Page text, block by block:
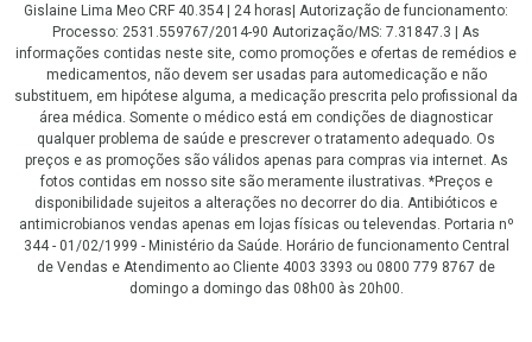
Gislaine Lima Meo CRF 40.354 | 24 horas| Autorização de funcionamento:
Processo: 2531.559767/2014-90 Autorização/MS: 7.31847.3 | As
informações contidas neste site, como promoções e ofertas de remédios e
medicamentos, não devem ser usadas para automedicação e não
substituem, em hipótese alguma, a medicação prescrita pelo profissional da
área médica. Somente o médico está em condições de diagnosticar
qualquer problema de saúde e prescrever o tratamento adequado. Os
preços e as promoções são válidos apenas para compras via internet. As
fotos contidas em nosso site são meramente ilustrativas. *Preços e
disponibilidade sujeitos a alterações no decorrer do dia. Antibióticos e
antimicrobianos vendas apenas em lojas físicas ou televendas. Portaria nº
344 - 01/02/1999 - Ministério da Saúde. Horário de funcionamento Central
de Vendas e Atendimento ao Cliente 4003 3393 ou 0800 779 8767 de
domingo a domingo das 08h00 às 20h00.